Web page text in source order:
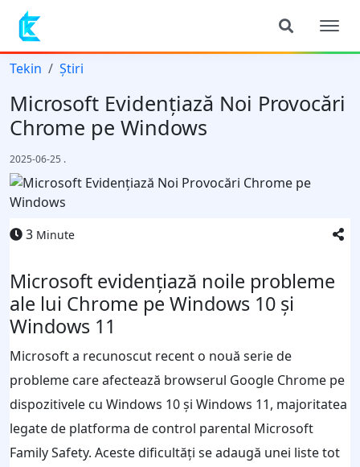
Tekin Știri
Microsoft Evidențiază Noi Provocări
Chrome pe Windows
2025-06-25 .
3 Minute
Microsoft evidențiază noile probleme
ale lui Chrome pe Windows 10 și
Windows 11
Microsoft a recunoscut recent o nouă serie de
probleme care afectează browserul Google Chrome pe
dispozitivele cu Windows 10 și Windows 11, majoritatea
legate de platforma de control parental Microsoft
Family Safety. Aceste dificultăți se adaugă unei liste tot